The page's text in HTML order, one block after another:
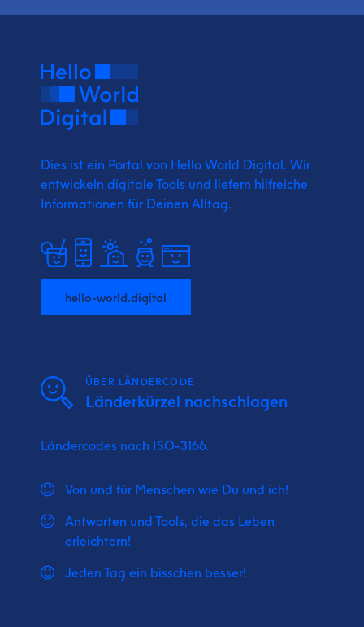
Dies ist ein Portal von Hello World Digital. Wir
entwickeln digitale Tools und liefern hilfreiche
Informationen für Deinen Alltag.
hello-world.digital
ÜBER LÄNDERCODE
Länderkürzel nachschlagen
Ländercodes nach ISO-3166.
Von und für Menschen wie Du und ich!
Antworten und Tools, die das Leben
erleichtern!
Jeden Tag ein bisschen besser!